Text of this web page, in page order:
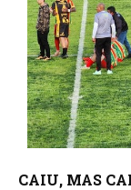
CAIU, MAS